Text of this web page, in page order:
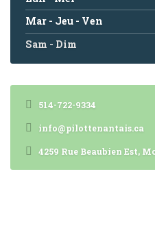
Mar - Jeu - Ven
Sam - Dim
514-722-9334
info@pilottenantais.ca
4259 Rue Beaubien Est,